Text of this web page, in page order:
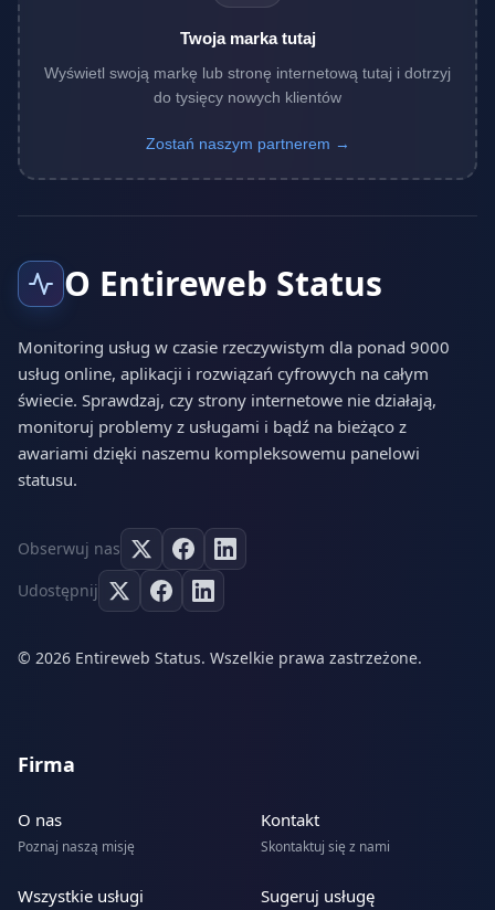
Twoja marka tutaj
Wyświetl swoją markę lub stronę internetową tutaj i dotrzyj
do tysięcy nowych klientów
Zostań naszym partnerem →
O Entireweb Status
Monitoring usług w czasie rzeczywistym dla ponad 9000
usług online, aplikacji i rozwiązań cyfrowych na całym
świecie. Sprawdzaj, czy strony internetowe nie działają,
monitoruj problemy z usługami i bądź na bieżąco z
awariami dzięki naszemu kompleksowemu panelowi
statusu.
Obserwuj nas
Udostępnij
© 2026 Entireweb Status. Wszelkie prawa zastrzeżone.
Firma
O nas
Poznaj naszą misję
Kontakt
Skontaktuj się z nami
Wszystkie usługi Sugeruj usługę